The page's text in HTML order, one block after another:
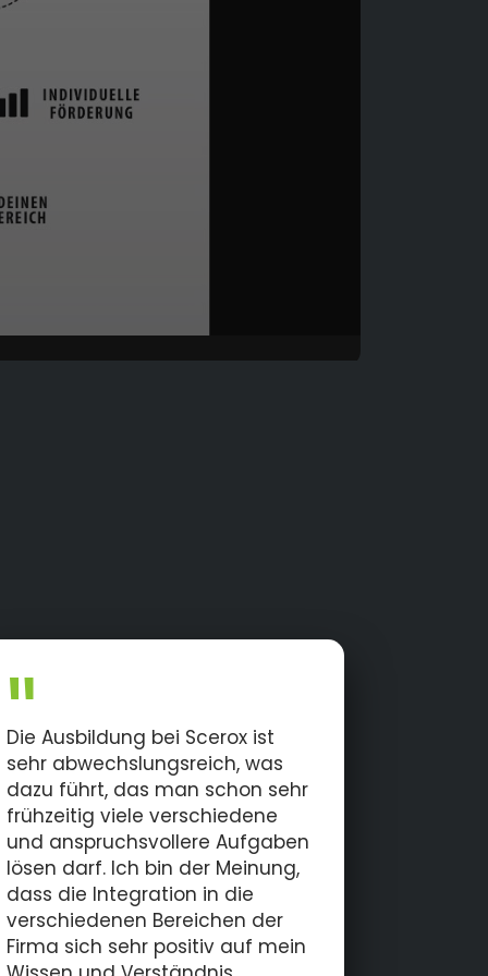
Die Ausbildung bei Scerox ist
sehr abwechslungsreich, was
dazu führt, das man schon sehr
frühzeitig viele verschiedene
und anspruchsvollere Aufgaben
lösen darf. Ich bin der Meinung,
dass die Integration in die
verschiedenen Bereichen der
Firma sich sehr positiv auf mein